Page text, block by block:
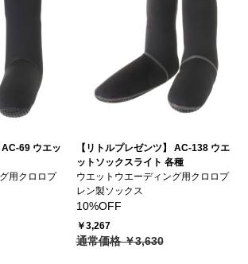
AC-69 ウエッ
用クロロプ
【リトルプレゼンツ】 AC-138 ウエ
ットソックスライト 各種
ウエットウエーディング用クロロプ
レン製ソックス
10%OFF
￥3,267
通常価格 ￥3,630